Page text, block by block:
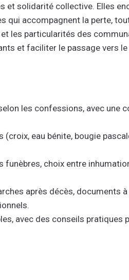
et solidarité collective. Elles
qui accompagnent la perte,
les particularités des
et faciliter le passage vers
les confessions, avec une
(croix, eau bénite, bougie
funèbres, choix entre
après décès, documents
avec des conseils pratiques